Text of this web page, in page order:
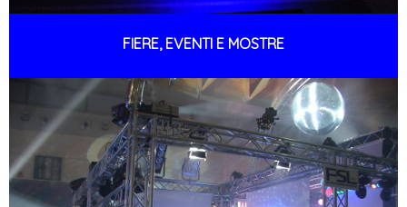
FIERE, EVENTI E MOSTRE